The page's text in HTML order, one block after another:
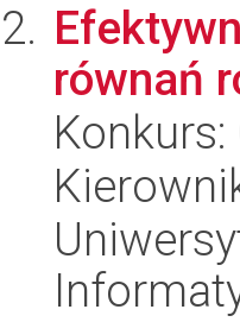
równań
Konkurs: